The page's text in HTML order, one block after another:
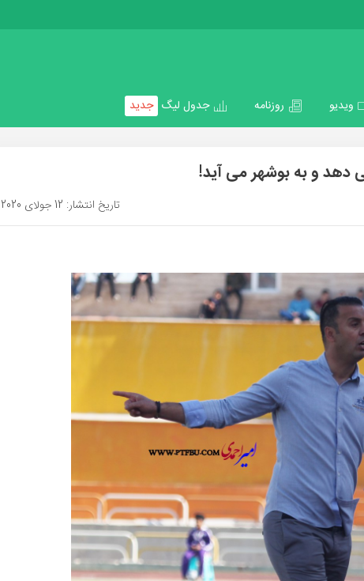
ویدیو روزنامه جدول لیگ جدید
دهد و به بوشهر می آید!
تاریخ انتشار: 12 جولای 2020